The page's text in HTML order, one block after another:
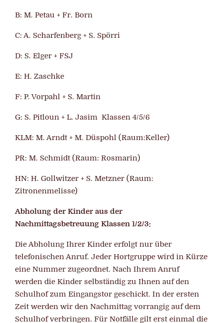
B: M. Petau + Fr. Born
C: A. Scharfenberg + S. Spörri
D: S. Elger + FSJ
E: H. Zaschke
F: P. Vorpahl + S. Martin
G: S. Pitloun + L. Jasim Klassen 4/5/6
KLM: M. Arndt + M. Düspohl (Raum:Keller)
PR: M. Schmidt (Raum: Rosmarin)
HN: H. Gollwitzer + S. Metzner (Raum:
Zitronenmelisse)
Abholung der Kinder aus der
Nachmittagsbetreuung Klassen 1/2/3:
Die Abholung Ihrer Kinder erfolgt nur über
telefonischen Anruf. Jeder Hortgruppe wird in Kürze
eine Nummer zugeordnet. Nach Ihrem Anruf
werden die Kinder selbständig zu Ihnen auf den
Schulhof zum Eingangstor geschickt. In der ersten
Zeit werden wir den Nachmittag vorrangig auf dem
Schulhof verbringen. Für Notfälle gilt erst einmal die